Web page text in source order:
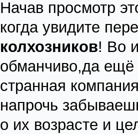
Начав просмотр
когда увидите
колхозников! Во
обманчиво,да ещё
странная
напрочь
о их возрасте и